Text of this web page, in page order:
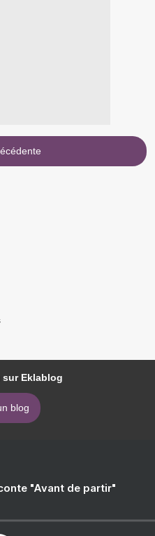
sur Eklablog
blog
"Avant de partir"